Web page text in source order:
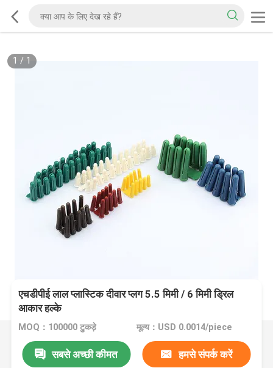
1 / 1
एचडीपीई लाल प्लास्टिक दीवार प्लग 5.5 मिमी / 6 मिमी ड्रिल
आकार हल्के
MOQ：100000 टुकड़े मूल्य：USD 0.0014/piece
सबसे अच्छी कीमत हमसे संपर्क करें